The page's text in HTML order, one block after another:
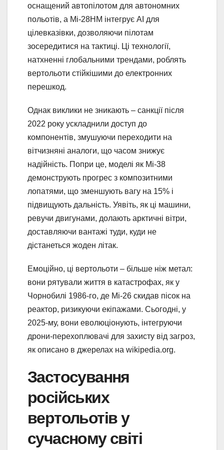
оснащений автопілотом для автономних
польотів, а Мі-28НМ інтегрує AI для
цілевказівки, дозволяючи пілотам
зосередитися на тактиці. Ці технології,
натхненні глобальними трендами, роблять
вертольоти стійкішими до електронних
перешкод.
Однак виклики не зникають – санкції після
2022 року ускладнили доступ до
компонентів, змушуючи переходити на
вітчизняні аналоги, що часом знижує
надійність. Попри це, моделі як Мі-38
демонструють прогрес з композитними
лопатями, що зменшують вагу на 15% і
підвищують дальність. Уявіть, як ці машини,
ревучи двигунами, долають арктичні вітри,
доставляючи вантажі туди, куди не
дістанеться жоден літак.
Емоційно, ці вертольоти – більше ніж метал:
вони рятували життя в катастрофах, як у
Чорнобилі 1986-го, де Мі-26 скидав пісок на
реактор, ризикуючи екіпажами. Сьогодні, у
2025-му, вони еволюціонують, інтегруючи
дрони-перехоплювачі для захисту від загроз,
як описано в джерелах на wikipedia.org.
Застосування
російських
вертольотів у
сучасному світі